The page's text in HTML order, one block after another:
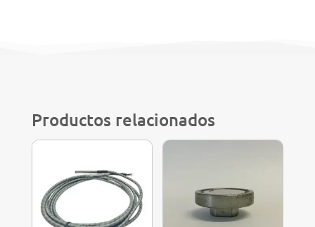
Productos relacionados